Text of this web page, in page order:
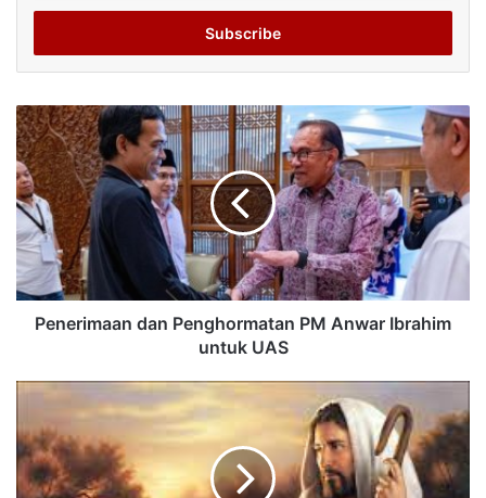
Email
Penerimaan dan Penghormatan PM Anwar Ibrahim
untuk UAS